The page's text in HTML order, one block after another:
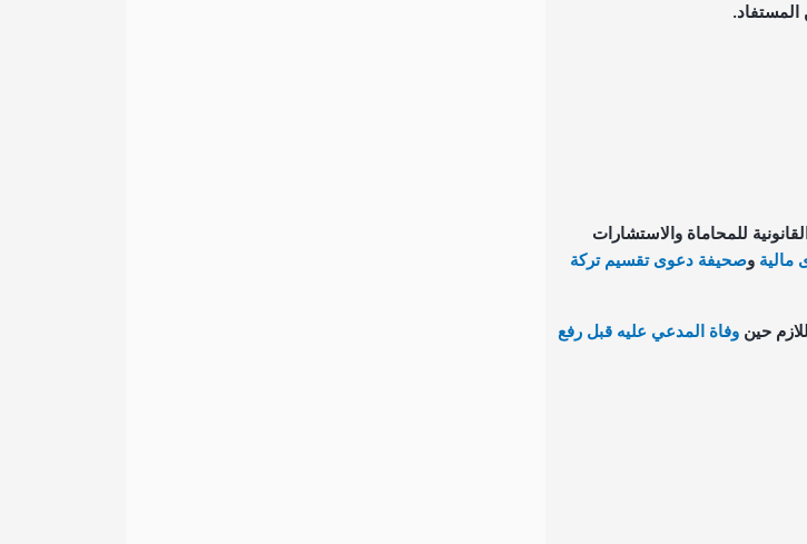
للمحاماة والاستشارات
وصحيفة دعوى تقسيم تركة
حين وفاة المدعي عليه قبل رفع